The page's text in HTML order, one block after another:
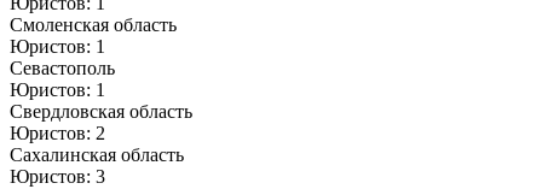
Смоленская область
Юристов: 1
Севастополь
Юристов: 1
Свердловская область
Юристов: 2
Сахалинская область
Юристов: 3